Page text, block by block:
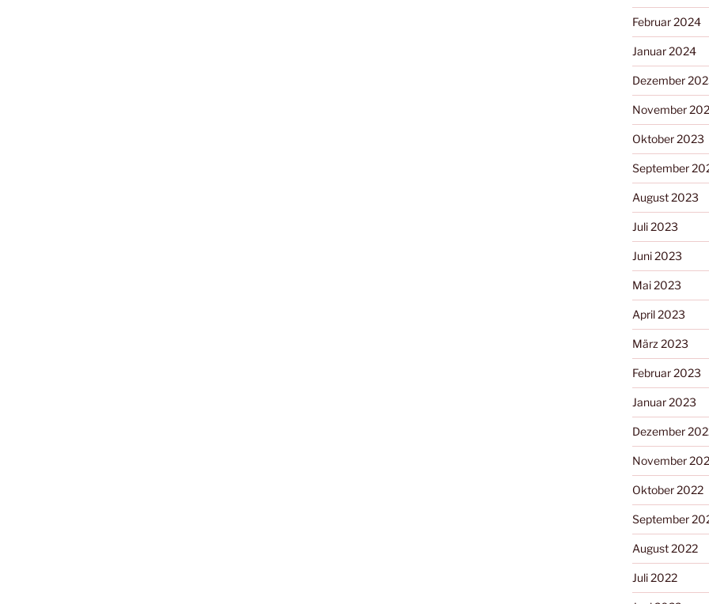
Februar 2024
Januar 2024
Dezember
November
Oktober 2023
September
August 2023
Juli 2023
Juni 2023
Mai 2023
April 2023
März 2023
Februar 2023
Januar 2023
Dezember
November
Oktober 2022
September
August 2022
Juli 2022